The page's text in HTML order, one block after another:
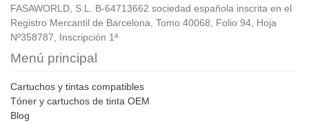
FASAWORLD, S.L. B-64713662 sociedad española inscrita en el
Registro Mercantil de Barcelona, Tomo 40068, Folio 94, Hoja
Nº358787, Inscripción 1ª
Menú principal
Cartuchos y tintas compatibles
Tóner y cartuchos de tinta OEM
Blog